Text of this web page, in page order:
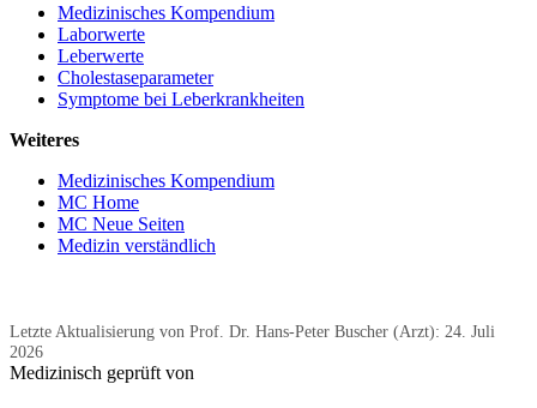
Medizinisches Kompendium
Laborwerte
Leberwerte
Cholestaseparameter
Symptome bei Leberkrankheiten
Weiteres
Medizinisches Kompendium
MC Home
MC Neue Seiten
Medizin verständlich
Letzte Aktualisierung von Prof. Dr. Hans-Peter Buscher (Arzt): 24. Juli
2026
Medizinisch geprüft von